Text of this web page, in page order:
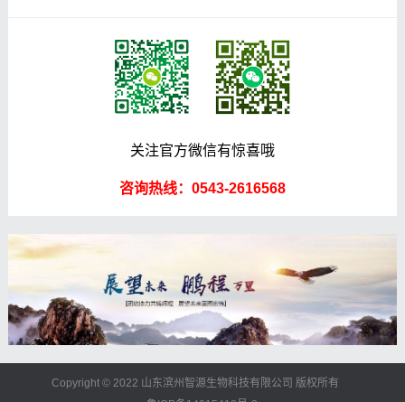
关注官方微信有惊喜哦
咨询热线：0543-2616568
Copyright © 2022 山东滨州智源生物科技有限公司 版权所有